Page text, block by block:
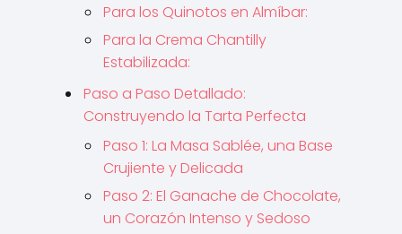
Para los Quinotos en Almíbar:
Para la Crema Chantilly
Estabilizada:
Paso a Paso Detallado:
Construyendo la Tarta Perfecta
Paso 1: La Masa Sablée, una Base
Crujiente y Delicada
Paso 2: El Ganache de Chocolate,
un Corazón Intenso y Sedoso